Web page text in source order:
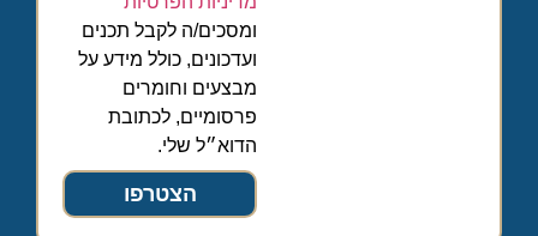
ומסכים/ה לקבל תכנים
ועדכונים, כולל מידע על
מבצעים וחומרים
פרסומיים, לכתובת
הדוא״ל שלי.
הצטרפו